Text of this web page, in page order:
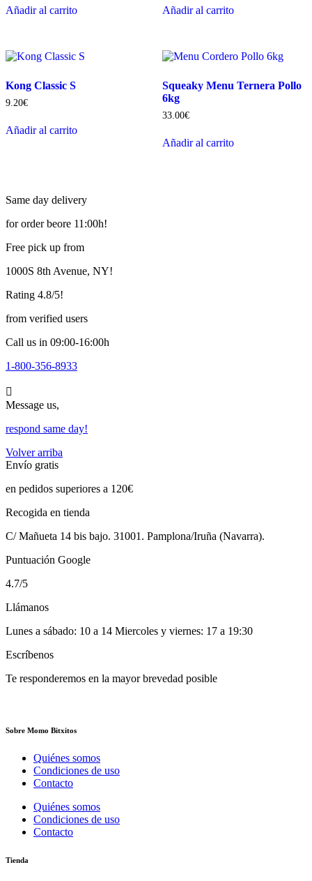
Añadir al carrito Añadir al carrito
Kong Classic S
9.20€
Añadir al carrito
Squeaky Menu Ternera Pollo
6kg
33.00€
Añadir al carrito
Same day delivery
for order beore 11:00h!
Free pick up from
1000S 8th Avenue, NY!
Rating 4.8/5!
from verified users
Call us in 09:00-16:00h
1-800-356-8933
Message us,
respond same day!
Volver arriba
Envío gratis
en pedidos superiores a 120€
Recogida en tienda
C/ Mañueta 14 bis bajo. 31001. Pamplona/Iruña (Navarra).
Puntuación Google
4.7/5
Llámanos
Lunes a sábado: 10 a 14 Miercoles y viernes: 17 a 19:30
Escríbenos
Te responderemos en la mayor brevedad posible
Sobre Momo Bitxitos
Quiénes somos
Condiciones de uso
Contacto
Quiénes somos
Condiciones de uso
Contacto
Tienda